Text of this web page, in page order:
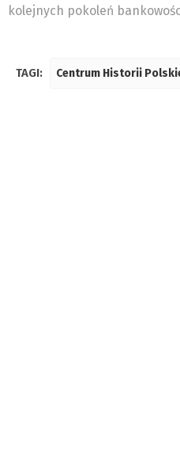
kolejnych pokoleń
TAGI: Centrum Historii